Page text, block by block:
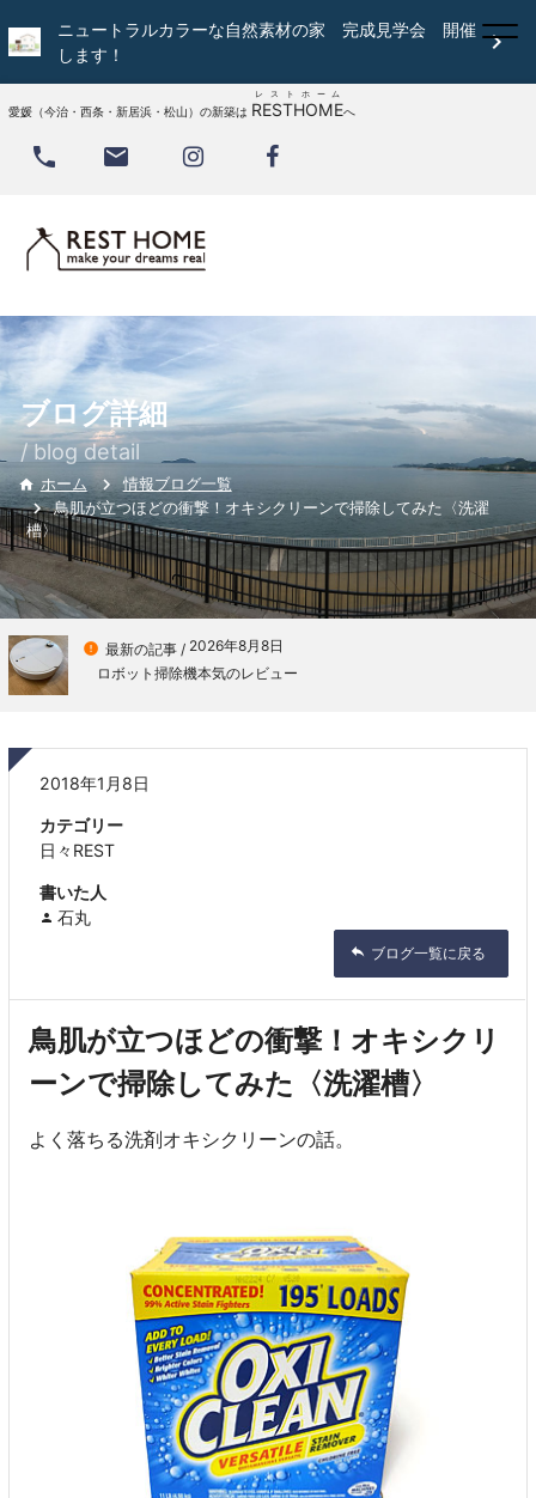
ニュートラルカラーな自然素材の家 完成見学会 開催
します！

愛媛（今治・西条・新居浜・松山）の新築は RESTHOME
レストホーム
へ
 
ブログ詳細
/ blog detail
 ホーム
情報ブログ一覧
鳥肌が立つほどの衝撃！オキシクリーンで掃除してみた〈洗濯
槽〉
 最新の記事 / 2026年8月8日
ロボット掃除機本気のレビュー
2018年1月8日
カテゴリー
日々REST
書いた人
石丸
ブログ一覧に戻る
鳥肌が立つほどの衝撃！オキシクリ
ーンで掃除してみた〈洗濯槽〉
よく落ちる洗剤オキシクリーンの話。